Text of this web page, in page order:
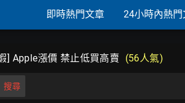
即時熱門文章 24小時內熱門
] Apple漲價 禁止低買高賣 (56人氣)
搜尋